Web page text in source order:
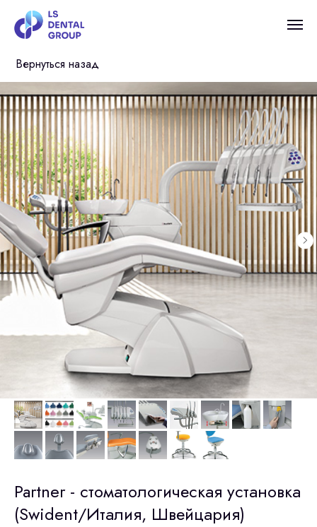
Вернуться назад
Partner - стоматологическая установка
(Swident/Италия, Швейцария)